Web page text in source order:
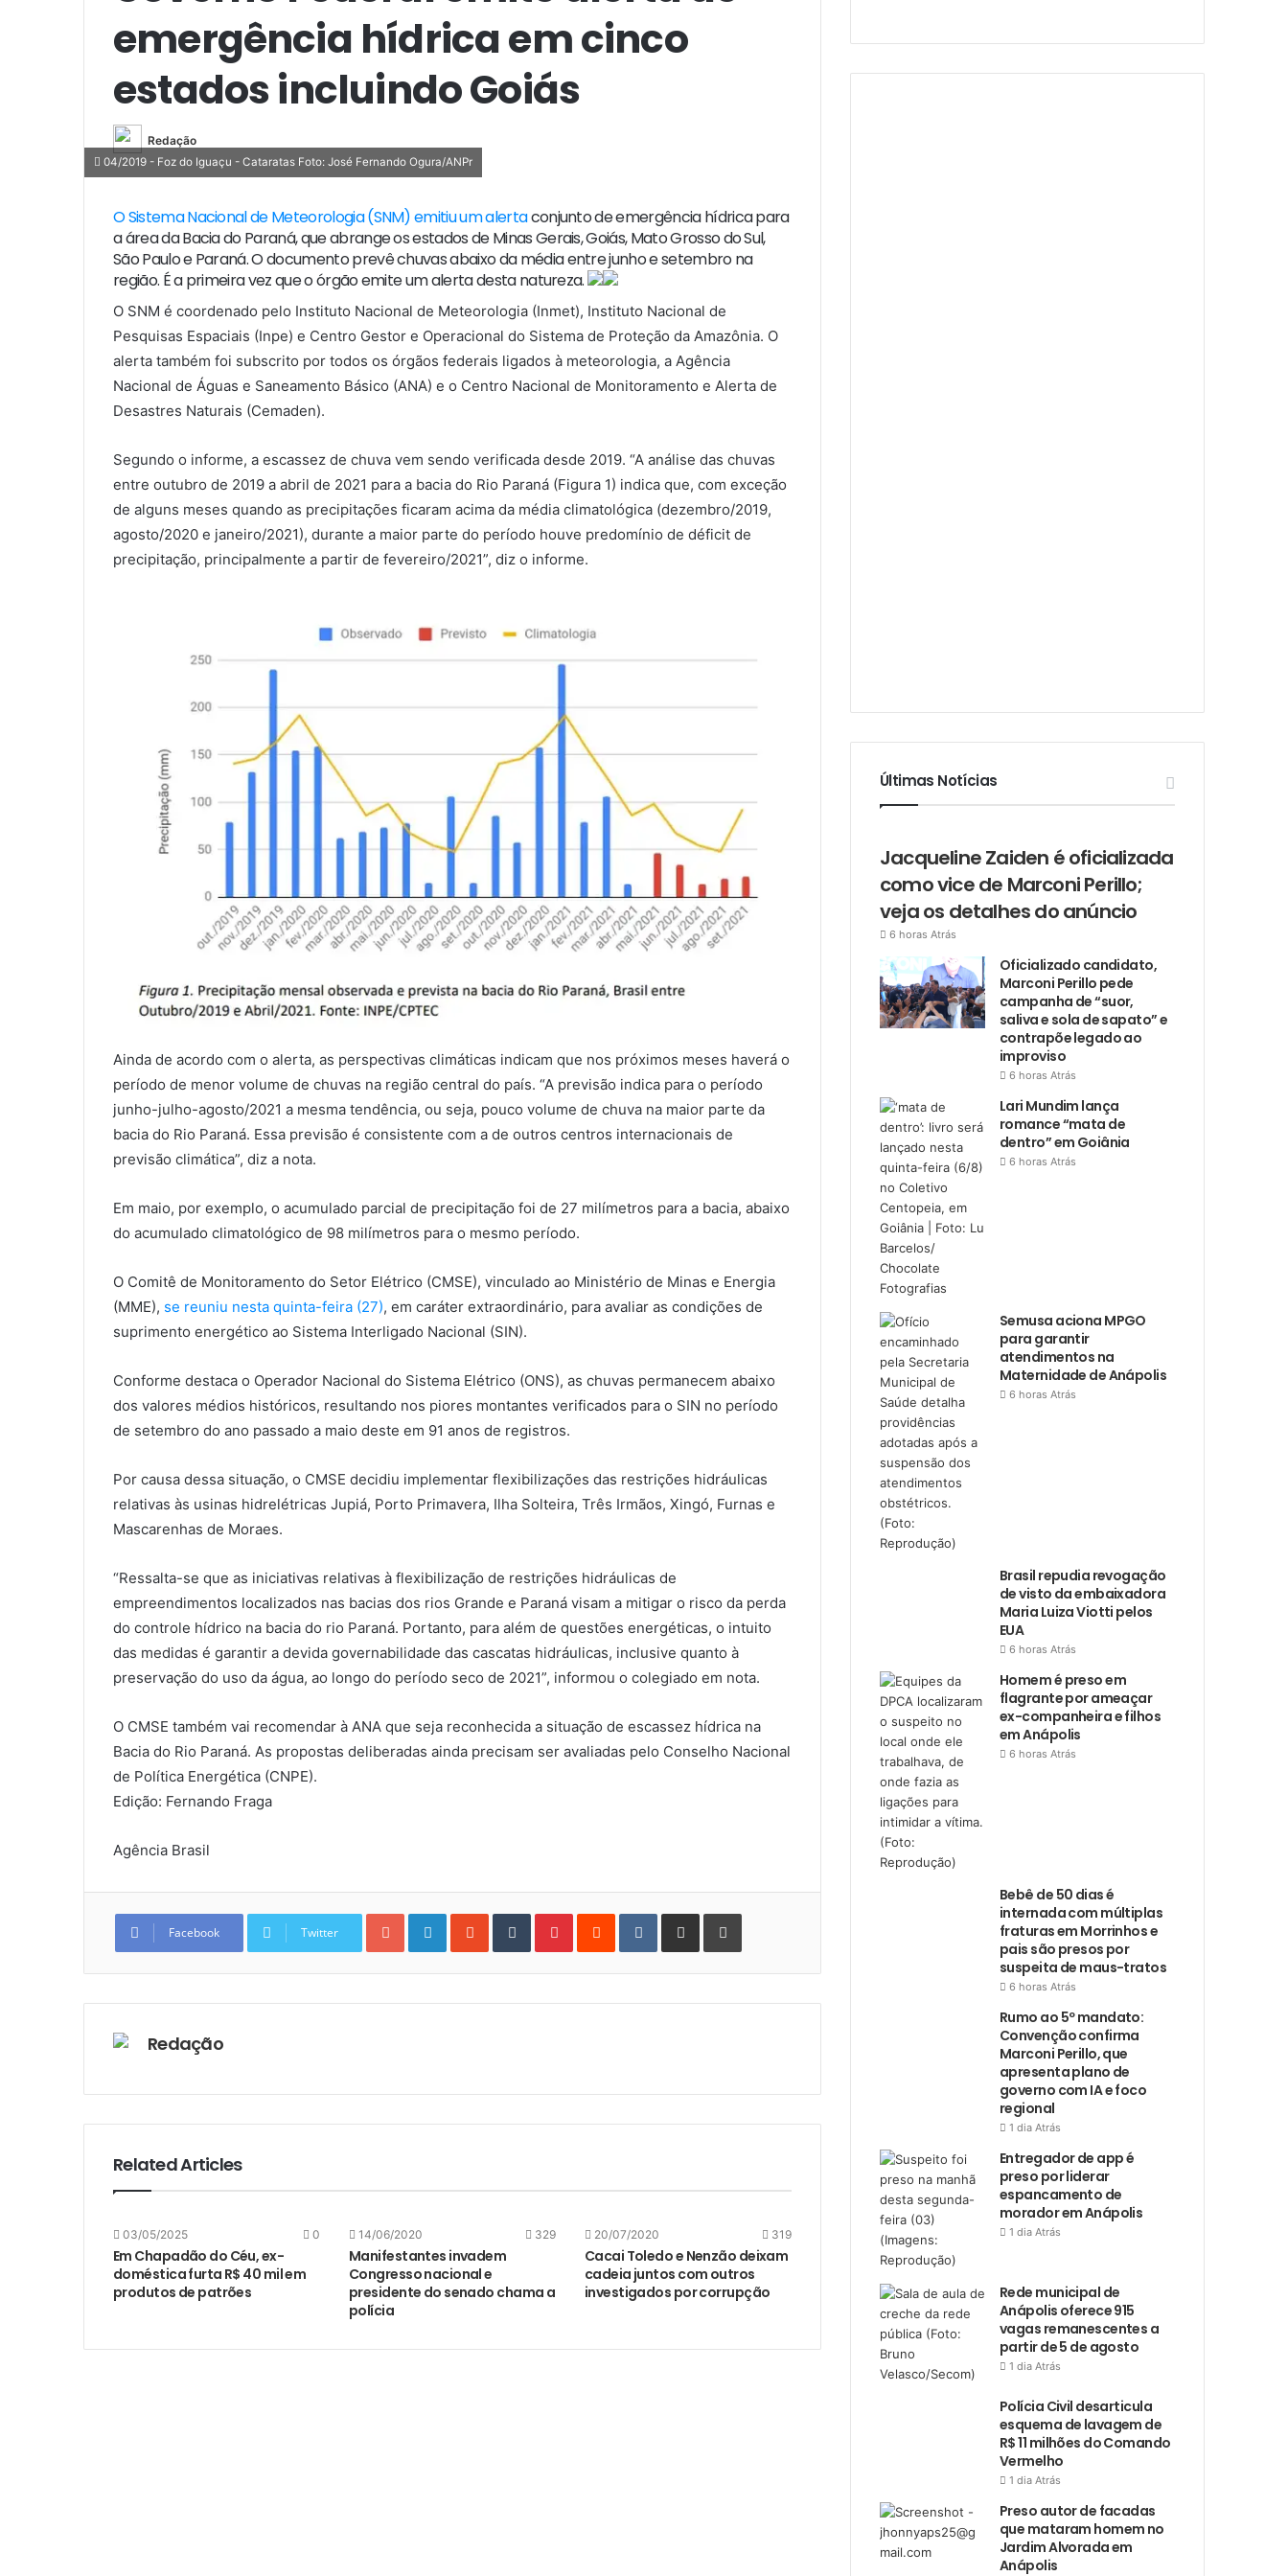
emergência hídrica em cinco
estados incluindo Goiás
Redação
04/2019 - Foz do Iguaçu - Cataratas Foto: José Fernando Ogura/ANPr
O Sistema Nacional de Meteorologia (SNM) emitiu um alertaconjunto de emergência hídrica para
a área da Bacia do Paraná, que abrange os estados de Minas Gerais, Goiás, Mato Grosso do Sul,
São Paulo e Paraná. O documento prevê chuvas abaixo da média entre junho e setembro na
região. É a primeira vez que o órgão emite um alerta desta natureza.
O SNM é coordenado pelo Instituto Nacional de Meteorologia (Inmet), Instituto Nacional de
Pesquisas Espaciais (Inpe) e Centro Gestor e Operacional do Sistema de Proteção da Amazônia. O
alerta também foi subscrito por todos os órgãos federais ligados à meteorologia, a Agência
Nacional de Águas e Saneamento Básico (ANA) e o Centro Nacional de Monitoramento e Alerta de
Desastres Naturais (Cemaden).
Segundo o informe, a escassez de chuva vem sendo verificada desde 2019. “A análise das chuvas
entre outubro de 2019 a abril de 2021 para a bacia do Rio Paraná (Figura 1) indica que, com exceção
de alguns meses quando as precipitações ficaram acima da média climatológica (dezembro/2019,
agosto/2020 e janeiro/2021), durante a maior parte do período houve predomínio de déficit de
precipitação, principalmente a partir de fevereiro/2021”, diz o informe.
Ainda de acordo com o alerta, as perspectivas climáticas indicam que nos próximos meses haverá o
período de menor volume de chuvas na região central do país. “A previsão indica para o período
junho-julho-agosto/2021 a mesma tendência, ou seja, pouco volume de chuva na maior parte da
bacia do Rio Paraná. Essa previsão é consistente com a de outros centros internacionais de
previsão climática”, diz a nota.
Em maio, por exemplo, o acumulado parcial de precipitação foi de 27 milímetros para a bacia, abaixo
do acumulado climatológico de 98 milímetros para o mesmo período.
O Comitê de Monitoramento do Setor Elétrico (CMSE), vinculado ao Ministério de Minas e Energia
(MME), se reuniu nesta quinta-feira (27), em caráter extraordinário, para avaliar as condições de
suprimento energético ao Sistema Interligado Nacional (SIN).
Conforme destaca o Operador Nacional do Sistema Elétrico (ONS), as chuvas permanecem abaixo
dos valores médios históricos, resultando nos piores montantes verificados para o SIN no período
de setembro do ano passado a maio deste em 91 anos de registros.
Por causa dessa situação, o CMSE decidiu implementar flexibilizações das restrições hidráulicas
relativas às usinas hidrelétricas Jupiá, Porto Primavera, Ilha Solteira, Três Irmãos, Xingó, Furnas e
Mascarenhas de Moraes.
“Ressalta-se que as iniciativas relativas à flexibilização de restrições hidráulicas de
empreendimentos localizados nas bacias dos rios Grande e Paraná visam a mitigar o risco da perda
do controle hídrico na bacia do rio Paraná. Portanto, para além de questões energéticas, o intuito
das medidas é garantir a devida governabilidade das cascatas hidráulicas, inclusive quanto à
preservação do uso da água, ao longo do período seco de 2021”, informou o colegiado em nota.
O CMSE também vai recomendar à ANA que seja reconhecida a situação de escassez hídrica na
Bacia do Rio Paraná. As propostas deliberadas ainda precisam ser avaliadas pelo Conselho Nacional
de Política Energética (CNPE).
Edição: Fernando Fraga
Agência Brasil
Facebook Twitter
Google+LinkedInStumbleUpon
TumblrPinterestReddit VKontakteShare
Email
Print
Redação
Related Articles
03/05/2025 0
Em Chapadão do Céu, ex-
doméstica furta R$ 40 mil em
produtos de patrões
14/06/2020 329
Manifestantes invadem
Congresso nacional e
presidente do senado chama a
polícia
20/07/2020 319
Cacai Toledo e Nenzão deixam
cadeia juntos com outros
investigados por corrupção
Últimas Notícias
Jacqueline Zaiden é oficializada
como vice de Marconi Perillo;
veja os detalhes do anúncio
6 horas Atrás
Oficializado candidato,
Marconi Perillo pede
campanha de “suor,
saliva e sola de sapato” e
contrapõe legado ao
improviso
6 horas Atrás
Lari Mundim lança
romance “mata de
dentro” em Goiânia
6 horas Atrás
Semusa aciona MPGO
para garantir
atendimentos na
Maternidade de Anápolis
6 horas Atrás
Brasil repudia revogação
de visto da embaixadora
Maria Luiza Viotti pelos
EUA
6 horas Atrás
Homem é preso em
flagrante por ameaçar
ex-companheira e filhos
em Anápolis
6 horas Atrás
Bebê de 50 dias é
internada com múltiplas
fraturas em Morrinhos e
pais são presos por
suspeita de maus-tratos
6 horas Atrás
Rumo ao 5º mandato:
Convenção confirma
Marconi Perillo, que
apresenta plano de
governo com IA e foco
regional
1 dia Atrás
Entregador de app é
preso por liderar
espancamento de
morador em Anápolis
1 dia Atrás
Rede municipal de
Anápolis oferece 915
vagas remanescentes a
partir de 5 de agosto
1 dia Atrás
Polícia Civil desarticula
esquema de lavagem de
R$ 11 milhões do Comando
Vermelho
1 dia Atrás
Preso autor de facadas
que mataram homem no
Jardim Alvorada em
Anápolis